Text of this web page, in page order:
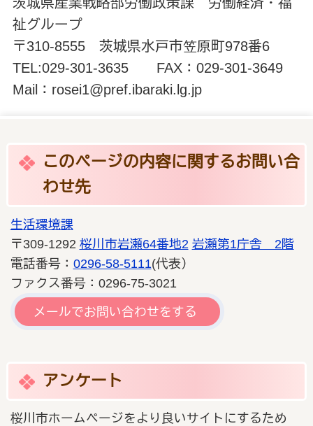
祉グループ
〒310-8555 茨城県水戸市笠原町978番6
TEL:029-301-3635 FAX：029-301-3649
Mail：rosei1@pref.ibaraki.lg.jp
このページの内容に関するお問い合
わせ先
生活環境課
〒309-1292 桜川市岩瀬64番地2 岩瀬第1庁舎 2階
電話番号： 0296-58-5111(代表）
ファクス番号：0296-75-3021
メールでお問い合わせをする
アンケート
桜川市ホームページをより良いサイトにするため